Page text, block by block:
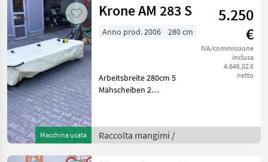
Heckk
Macchina usata
Krone AM 283 S
5.250
€
IVA/commissione
inclusa
4.646,02 €
netto
Anno prod. 2006 280 cm
Arbeitsbreite 280cm 5
Mähscheiben 2
Mechanische
Anfahrsicherung Kommen
Raccolta mangimi /